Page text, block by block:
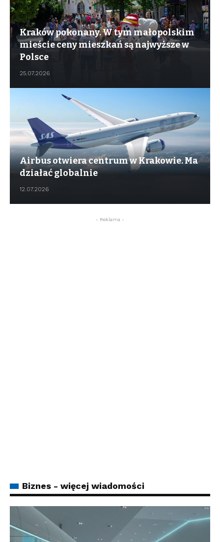
Kraków pokonany. W tym małopolskim
mieście ceny mieszkań są najwyższe w
Polsce
25.07.2026
Airbus otwiera centrum w Krakowie. Ma
działać globalnie
12.07.2026
- Reklama -
Biznes - więcej wiadomości